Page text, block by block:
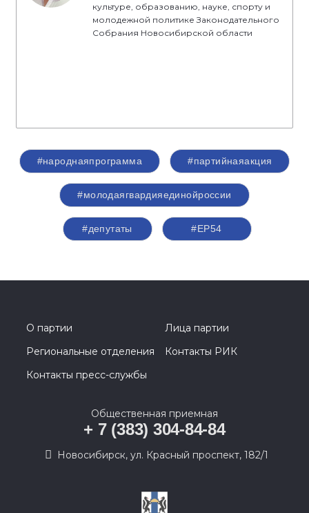
культуре, образованию, науке, спорту и
молодежной политике Законодательного
Собрания Новосибирской области
#народнаяпрограмма #партийнаяакция
#молодаягвардияединойроссии
#депутаты #ЕР54
О партии
Лица партии
Региональные отделения
Контакты РИК
Контакты пресс-службы
Общественная приемная
+ 7 (383) 304-84-84
Новосибирск, ул. Красный проспект, 182/1